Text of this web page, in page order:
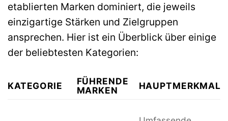
etablierten Marken dominiert, die jeweils
einzigartige Stärken und Zielgruppen
ansprechen. Hier ist ein Überblick über einige
der beliebtesten Kategorien:
KATEGORIE
FÜHRENDE
MARKEN
HAUPTMERKMALE